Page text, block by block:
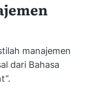
manajemen
dari Bahasa